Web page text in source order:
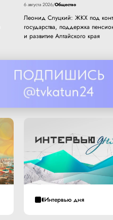
6 августа 2026/Общество
Леонид Слуцкий: ЖКХ под
государства, поддержка
и развитие Алтайского края
Интервью дня